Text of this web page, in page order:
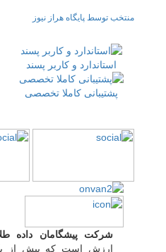
منتخب توسط پایگاه هراز نیوز
استاندارد و کاربر پسند
پشتیبانی کاملا تخصصی
شرکت پیشگامان داده
ارزش است که بیش از